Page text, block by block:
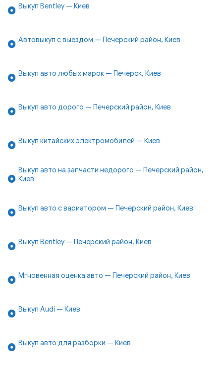
Выкуп Bentley — Киев
Автовыкуп с выездом — Печерский район, Киев
Выкуп авто любых марок — Печерск, Киев
Выкуп авто дорого — Печерский район, Киев
Выкуп китайских электромобилей — Киев
Выкуп авто на запчасти недорого — Печерский район,
Киев
Выкуп авто с вариатором — Печерский район, Киев
Выкуп Bentley — Печерский район, Киев
Мгновенная оценка авто — Печерский район, Киев
Выкуп Audi — Киев
Выкуп авто для разборки — Киев